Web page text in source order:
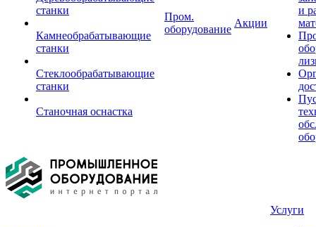
станки
Камнеобрабатывающие
станки
Стеклообрабатывающие
станки
Станочная оснастка
Пром.
оборудование
Акции
и
Услуги